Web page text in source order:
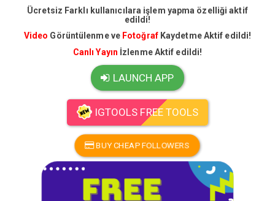
Ücretsiz Farklı kullanıcılara işlem yapma özelliği aktif
edildi!
Video Görüntülenme ve Fotoğraf Kaydetme Aktif edildi!
Canlı Yayın İzlenme Aktif edildi!
LAUNCH APP
IGTOOLS FREE TOOLS
BUY CHEAP FOLLOWERS